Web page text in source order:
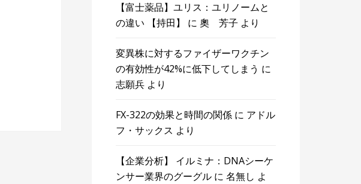
【富士薬品】ユリス：ユリノームと
の違い 【持田】
に奧 芳子 より
変異株に対するファイザーワクチン
の有効性が42%に低下してしまう に
志願兵 より
FX-322の効果と時間の関係 に アドル
フ・サックス より
【企業分析】 イルミナ：DNAシーケ
ンサー業界のグーグル に名無し よ